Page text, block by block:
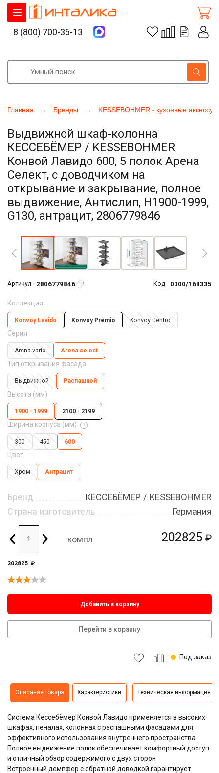
Главная Бренды KESSEBOHMER - кухонные
Выдвижной шкаф-колонна
КЕССЕБЁМЕР / KESSEBOHMER
Конвой Лавидо 600, 5 полок Арена
Селект, с доводчиком на
открывание и закрывание, полное
выдвижение, Антислип, H1900-1999,
G130, антрацит, 2806779846
Артикул: 2806779846 Код: 0000/168335
202825 ₽
Коллекция
Konvoy Lavido Konvoy Premio Konvoy Centro
Серия
Arena vario Arena seleсt
Тип открывания фасада
Выдвижной Распашной
Высота (мм)
1900 - 1999 2100 - 2199
Ширина корпуса (мм)
300 450 600
Цвет
Хром Антрацит
Бренд
КЕССЕБЁМЕР / KESSEBOHMER
Страна изготовитель
Германия
компл
202825 ₽
Добавить в корзину
Перейти в корзину
Под заказ
Описание товара Характеристики Техническая информация
Система Кессебёмер Конвой Лавидо применяется в высоких
шкафах, пеналах, колоннах с распашными фасадами для
эффективного использования внутреннего пространства
Полное выдвижение полок обеспечивает комфортный доступ
и отличный обзор содержимого с двух сторон
Встроенный демпфер с обратной доводкой гарантирует
8 (800) 700-36-13